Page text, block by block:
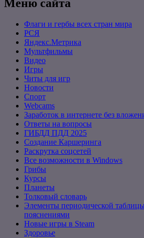
Меню сайта
Флаги и гербы всех стран мира
РСЯ
Яндекс.Метрика
Мультфильмы
Видео
Игры
Читы для игр
Новости
Спорт
Webcams
Заработок в интернете без
Ответы на вопросы
ГИБДД ПДД 2025
Создание Каршеринга
Раскрутка соцсетей
Все возможности в Windows
Грибы
Курсы
Планеты
Толковый словарь
Элементы периодической
пояснениями
Новые игры в Steam
Здоровье